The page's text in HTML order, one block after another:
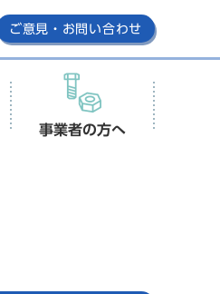
ご意見・お問い合わせ
事業者の方へ